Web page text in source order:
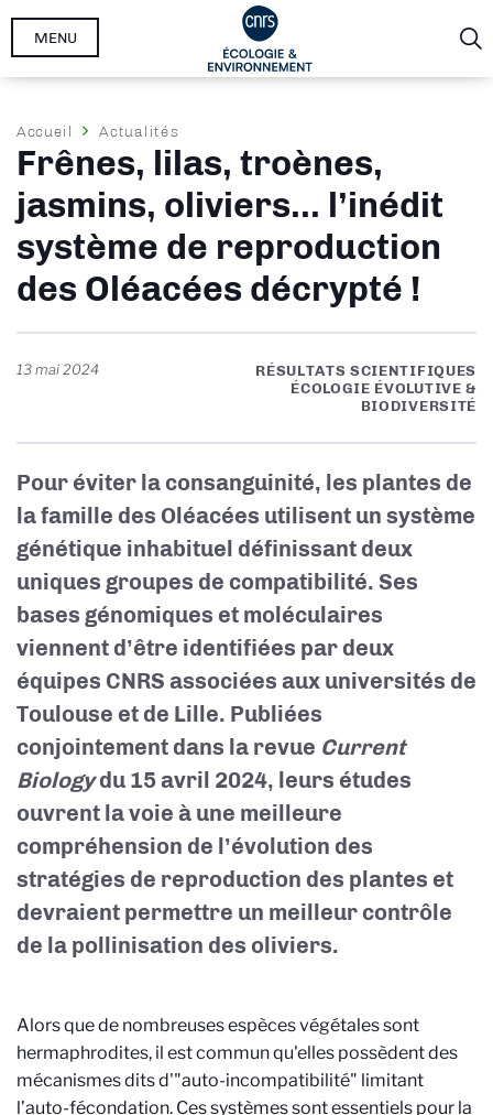
Aller
MENU
Fil
d'Ariane
Accueil Actualités
Frênes, lilas, troènes,
jasmins, oliviers... l’inédit
système de reproduction
des Oléacées décrypté !
13 mai 2024
RÉSULTATS SCIENTIFIQUES
ÉCOLOGIE ÉVOLUTIVE &
BIODIVERSITÉ
Pour éviter la consanguinité, les plantes de
la famille des Oléacées utilisent un système
génétique inhabituel définissant deux
uniques groupes de compatibilité. Ses
bases génomiques et moléculaires
viennent d’être identifiées par deux
équipes CNRS associées aux universités de
Toulouse et de Lille. Publiées
conjointement dans la revue Current
Biologydu 15 avril 2024, leurs études
ouvrent la voie à une meilleure
compréhension de l’évolution des
stratégies de reproduction des plantes et
devraient permettre un meilleur contrôle
de la pollinisation des oliviers.
Alors que de nombreuses espèces végétales sont
hermaphrodites, il est commun qu'elles possèdent des
mécanismes dits d'"auto-incompatibilité" limitant
l’auto-fécondation. Ces systèmes sont essentiels pour la